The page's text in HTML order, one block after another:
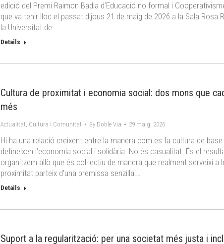
edició del Premi Raimon Badia d’Educació no formal i
que va tenir lloc el passat dijous 21 de maig de 2026 a la Sala Rosa
la Universitat de…
Details
Cultura de proximitat i economia social: dos mons que
més
Actualitat, Cultura i Comunitat By Doble Via 29 maig, 2026
Hi ha una relació creixent entre la manera com es fa cultura de
defineixen l’economia social i solidària. No és casualitat. És el
organitzem allò que és col·lectiu de manera que realment serveixi a
proximitat parteix d’una premissa senzilla:…
Details
Suport a la regularització: per una societat més justa i